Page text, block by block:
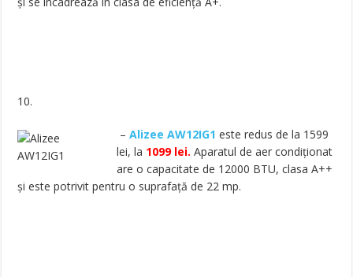
10.
–Alizee AW12IG1 este redus de la 1599
lei, la 1099 lei. Aparatul de aer condiționat
are o capacitate de 12000 BTU, clasa A++
și este potrivit pentru o suprafață de 22 mp.